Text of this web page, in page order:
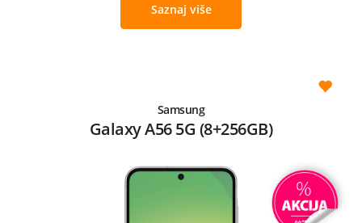
Saznaj više
Samsung
Galaxy A56 5G (8+256GB)